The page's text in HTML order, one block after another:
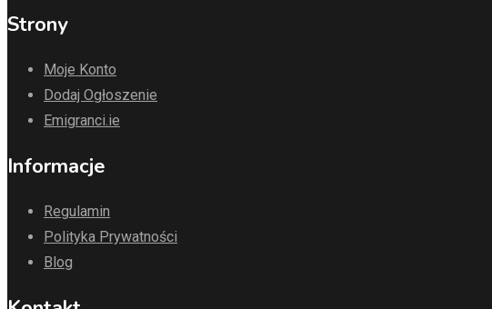
Strony
Moje Konto
Dodaj Ogłoszenie
Emigranci.ie
Informacje
Regulamin
Polityka Prywatności
Blog